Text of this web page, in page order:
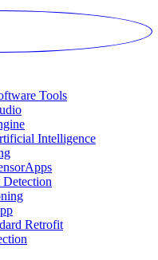
Tools
Intelligence
Detection
Retrofit